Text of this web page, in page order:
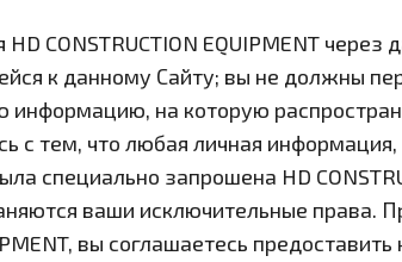
CONSTRUCTION EQUIPMENT
к данному Сайту; вы не должны
на которую
с тем, что любая личная
специально запрошена HD
ваши исключительные права.
вы соглашаетесь